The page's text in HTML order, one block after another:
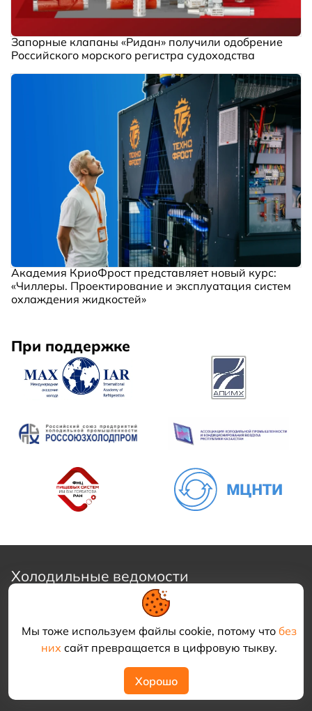
Запорные клапаны «Ридан» получили одобрение
Российского морского регистра судоходства
Академия КриоФрост представляет новый курс:
«Чиллеры. Проектирование и эксплуатация систем
охлаждения жидкостей»
Мы тоже используем файлы cookie, потому что без
нихсайт превращается в цифровую тыкву.
Хорошо
При поддержке
Холодильные ведомости
Еженедельная авторская подборка актуальных
новостей и материалов по холодильной технике